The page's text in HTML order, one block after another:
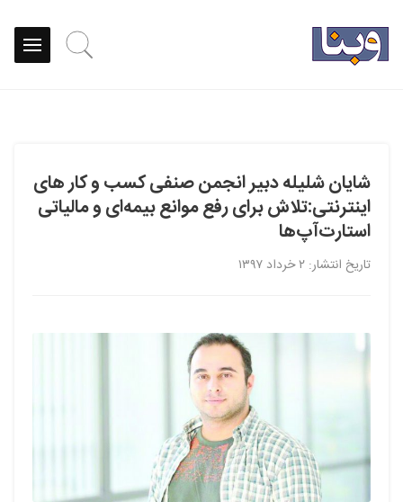
شایان شلیله دبیر انجمن صنفی کسب و کار های
اینترنتی:تلاش برای رفع موانع بیمه‌ای و مالیاتی
استارت‌آپ‌ها
تاریخ انتشار: ۲ خرداد ۱۳۹۷